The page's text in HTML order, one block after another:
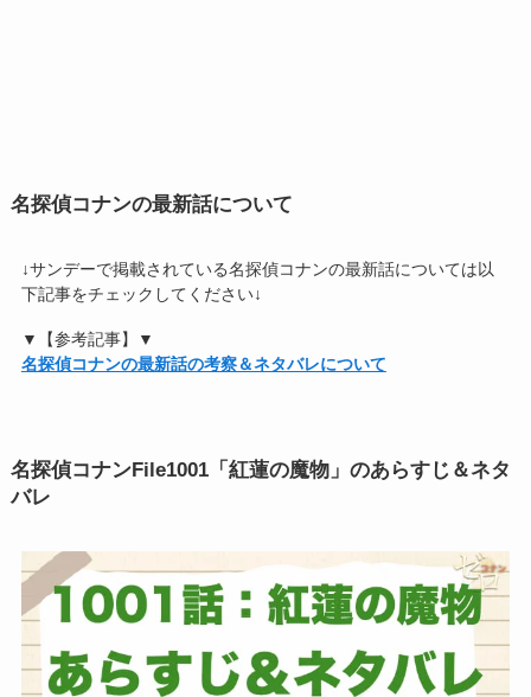
名探偵コナンの最新話について
↓サンデーで掲載されている名探偵コナンの最新話については以
下記事をチェックしてください↓
▼【参考記事】▼
名探偵コナンの最新話の考察＆ネタバレについて
名探偵コナンFile1001「紅蓮の魔物」のあらすじ＆ネタ
バレ